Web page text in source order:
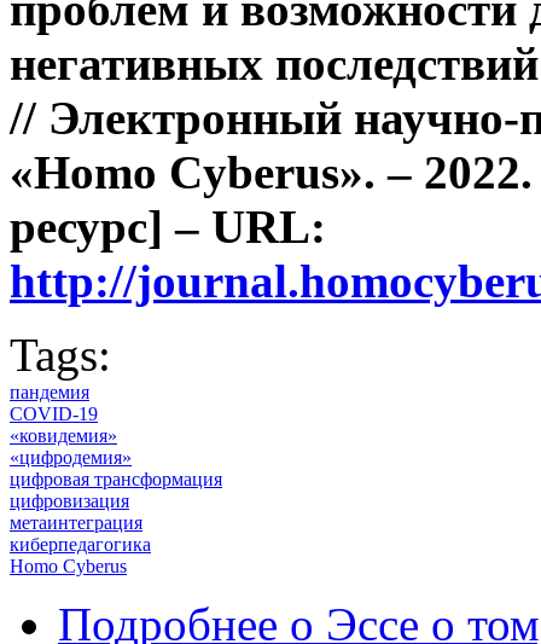
негативных последствий
// Электронный научно-
«Homo Cyberus». –
ресурс] – URL:
http://
Tags:
пандемия
COVID-19
«ковидемия»
«цифродемия»
цифровая трансформация
цифровизация
метаинтеграция
киберпедагогика
Homo Cyberus
Подробнее о Эссе о